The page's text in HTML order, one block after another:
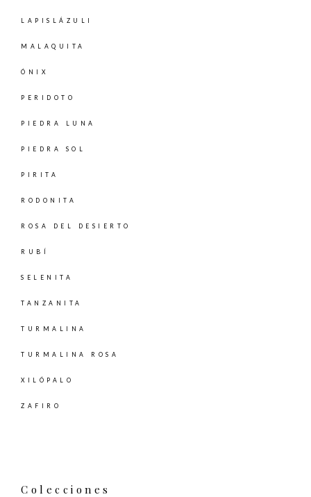
LAPISLÁZULI
MALAQUITA
ÓNIX
PERIDOTO
PIEDRA LUNA
PIEDRA SOL
PIRITA
RODONITA
ROSA DEL DESIERTO
RUBÍ
SELENITA
TANZANITA
TURMALINA
TURMALINA ROSA
XILÓPALO
ZAFIRO
Colecciones